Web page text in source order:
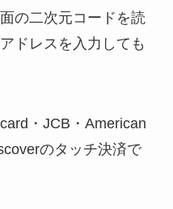
の二次元コードを読
ドレスを入力しても
・JCB・American
のタッチ決済で